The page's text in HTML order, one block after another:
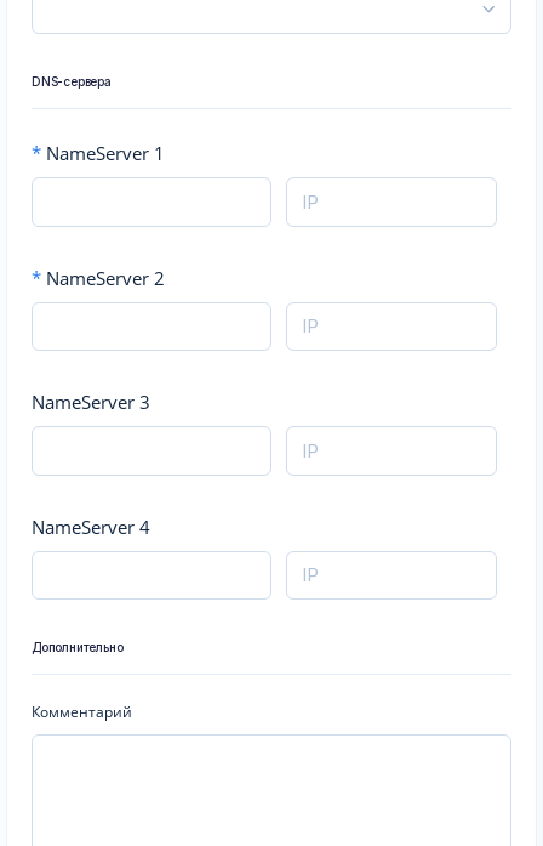
DNS-сервера
* NameServer 1
* NameServer 2
NameServer 3
NameServer 4
Дополнительно
Комментарий